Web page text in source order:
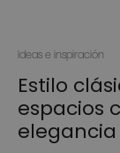
Ideas e inspiración
Estilo
espacios
elegancia